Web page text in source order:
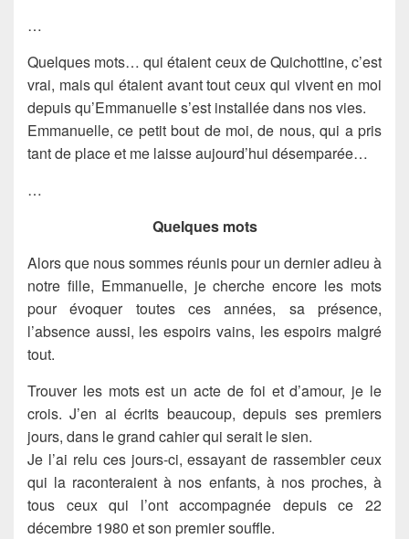
…
Quelques mots… qui étaient ceux de Quichottine, c’est
vrai, mais qui étaient avant tout ceux qui vivent en moi
depuis qu’Emmanuelle s’est installée dans nos vies.
Emmanuelle, ce petit bout de moi, de nous, qui a pris
tant de place et me laisse aujourd’hui désemparée…
…
Quelques mots
Alors que nous sommes réunis pour un dernier adieu à
notre fille, Emmanuelle, je cherche encore les mots
pour évoquer toutes ces années, sa présence,
l’absence aussi, les espoirs vains, les espoirs malgré
tout.
Trouver les mots est un acte de foi et d’amour, je le
crois. J’en ai écrits beaucoup, depuis ses premiers
jours, dans le grand cahier qui serait le sien.
Je l’ai relu ces jours-ci, essayant de rassembler ceux
qui la raconteraient à nos enfants, à nos proches, à
tous ceux qui l’ont accompagnée depuis ce 22
décembre 1980 et son premier souffle.